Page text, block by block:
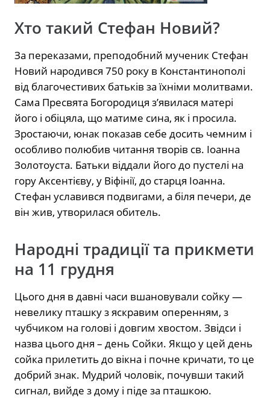
Хто такий Стефан Новий?
За переказами, преподобний мученик Стефан
Новий народився 750 року в Константинополі
від благочестивих батьків за їхніми молитвами.
Сама Пресвята Богородиця з’явилася матері
його і обіцяла, що матиме сина, як і просила.
Зростаючи, юнак показав себе досить чемним і
особливо полюбив читання творів св. Іоанна
Золотоуста. Батьки віддали його до пустелі на
гору Аксентієву, у Віфінії, до старця Іоанна.
Стефан уславився подвигами, а біля печери, де
він жив, утворилася обитель.
Народні традиції та прикмети
на 11 грудня
Цього дня в давні часи вшановували сойку —
невелику пташку з яскравим оперенням, з
чубчиком на голові і довгим хвостом. Звідси і
назва цього дня – день Сойки. Якщо у цей день
сойка прилетить до вікна і почне кричати, то це
добрий знак. Мудрий чоловік, почувши такий
сигнал, вийде з дому і піде за пташкою.